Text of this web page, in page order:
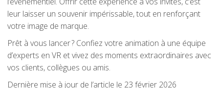
leur laisser un souvenir impérissable, tout en renforçant
votre image de marque.
Prêt à vous lancer ? Confiez votre animation à une équipe
d’experts en VR et vivez des moments extraordinaires avec
vos clients, collègues ou amis.
Dernière mise à jour de l’article le 23 février 2026